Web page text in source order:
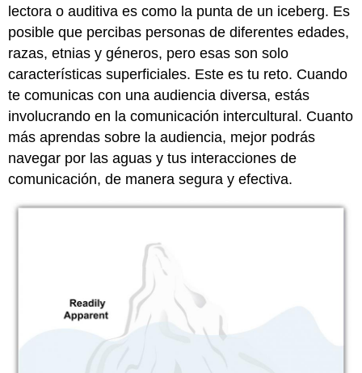
lectora o auditiva es como la punta de un iceberg. Es
posible que percibas personas de diferentes edades,
razas, etnias y géneros, pero esas son solo
características superficiales. Este es tu reto. Cuando
te comunicas con una audiencia diversa, estás
involucrando en la comunicación intercultural. Cuanto
más aprendas sobre la audiencia, mejor podrás
navegar por las aguas y tus interacciones de
comunicación, de manera segura y efectiva.